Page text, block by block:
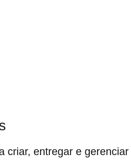
criar, entregar e gerenciar